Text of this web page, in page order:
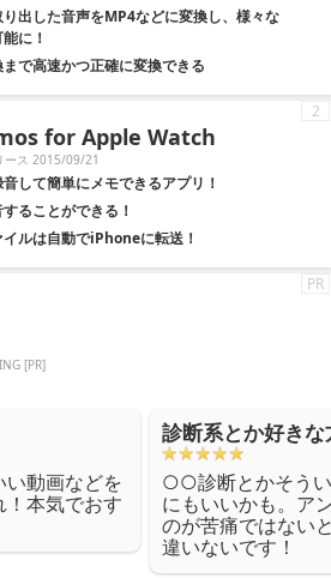
り出した音声をMP4などに変換し、様々な
に！
で高速かつ正確に変換できる
for Apple Watch
ース 2015/09/21
して簡単にメモできるアプリ！
ることができる！
ルは自動でiPhoneに転送！
2
[PR]
PR
動画などを
！本気でおす
診断系とか好きな
○○診断とかそう
にもいいかも。ア
のが苦痛ではない
違いないです！